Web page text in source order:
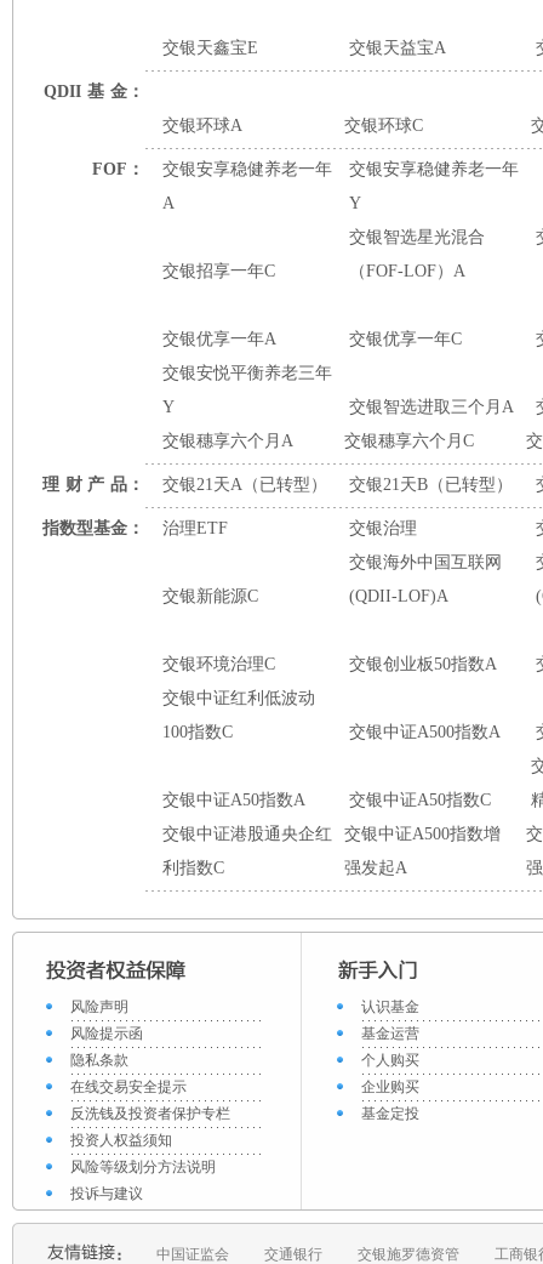
交银天鑫宝E 交银天益宝A
QDII 基 金：
交银环球A
交银环球C
FOF：
交银安享稳健养老一年
A
交银安享稳健养老一年
Y
交银招享一年C
交银智选星光混合
（FOF-LOF）A
交银优享一年A 交银优享一年C
交银安悦平衡养老三年
Y
交银智选进取三个月A
交银穗享六个月A
交银穗享六个月C
理 财 产 品： 交银21天A（已转型） 交银21天B（已转型）
指数型基金： 治理ETF 交银治理
交银新能源C
交银海外中国互联网
(QDII-LOF)A
交银环境治理C 交银创业板50指数A
交银中证红利低波动
100指数C
交银中证A500指数A
交银中证A50指数A 交银中证A50指数C
交银中证港股通央企红
利指数C
交银中证A500指数增
强发起A
风险声明
风险提示函
隐私条款
在线交易安全提示
反洗钱及投资者保护专栏
投资人权益须知
风险等级划分方法说明
投诉与建议
认识基金
基金运营
个人购买
企业购买
基金定投
中国证监会 交通银行 交银施罗德资管
工商银